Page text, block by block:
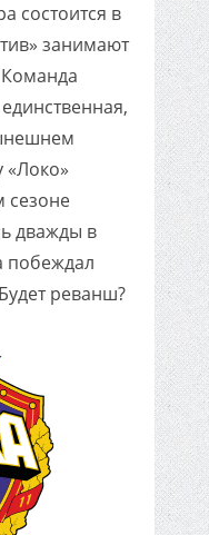
состоится в
занимают
«Локо»
сезоне
дважды в
побеждал
реванш?